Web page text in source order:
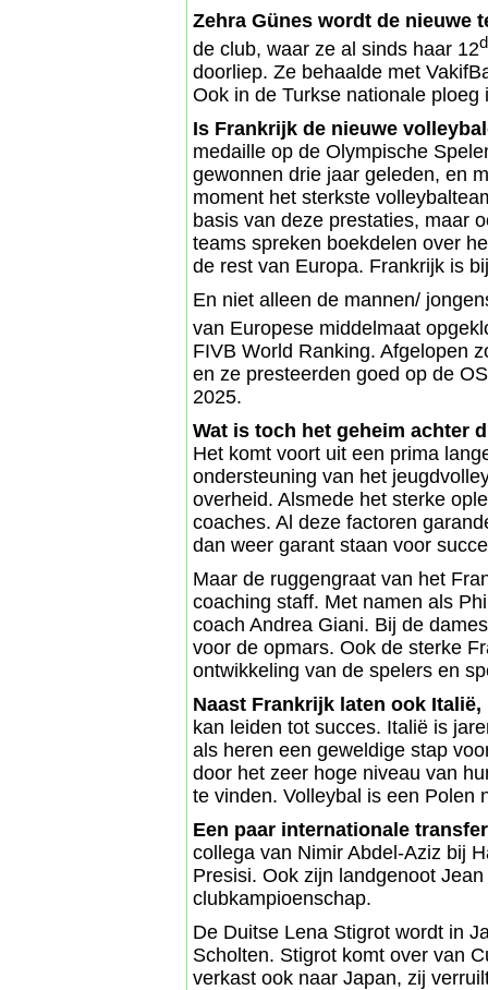
Zehra Günes wordt de nieuwe
de club, waar ze al sinds haar 12
doorliep. Ze behaalde met
Ook in de Turkse nationale
Is Frankrijk de nieuwe
medaille op de Olympische
gewonnen drie jaar geleden, en
moment het sterkste
basis van deze prestaties, maar
teams spreken boekdelen over
de rest van Europa. Frankrijk is
En niet alleen de mannen/
van Europese middelmaat
FIVB World Ranking. Afgelopen
en ze presteerden goed op de
2025.
Wat is toch het geheim achter
Het komt voort uit een prima
ondersteuning van het
overheid. Alsmede het sterke
coaches. Al deze factoren
dan weer garant staan voor
Maar de ruggengraat van het
coaching staff. Met namen als
coach Andrea Giani. Bij de
voor de opmars. Ook de sterke
ontwikkeling van de spelers en
Naast Frankrijk laten ook Italië,
kan leiden tot succes. Italië is
als heren een geweldige stap
door het zeer hoge niveau van
te vinden. Volleybal is een Polen
Een paar internationale
collega van Nimir Abdel-Aziz bij
Presisi. Ook zijn landgenoot
clubkampioenschap.
De Duitse Lena Stigrot wordt in
Scholten. Stigrot komt over van
verkast ook naar Japan, zij